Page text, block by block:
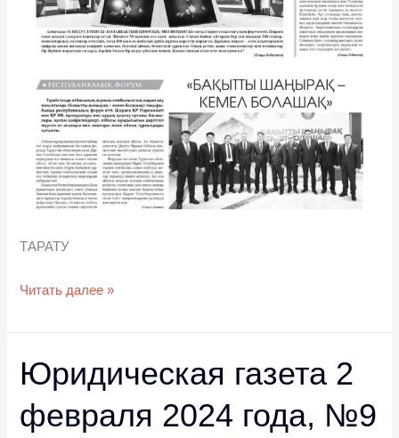
ТАРАТУ
Читать далее »
Юридическая газета 2
февраля 2024 года, №9
Юридическая
газета
2